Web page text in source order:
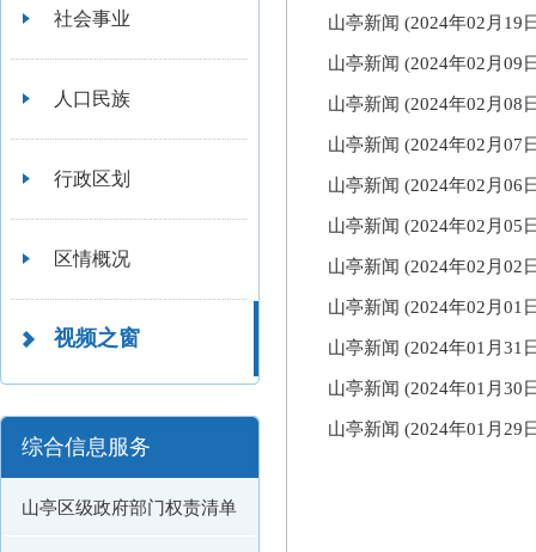
社会事业
人口民族
行政区划
区情概况
视频之窗
综合信息服务
山亭区级政府部门权责清单
山亭新闻 (2024年02月19
山亭新闻 (2024年02月09
山亭新闻 (2024年02月08
山亭新闻 (2024年02月07
山亭新闻 (2024年02月06
山亭新闻 (2024年02月05
山亭新闻 (2024年02月02
山亭新闻 (2024年02月01
山亭新闻 (2024年01月31
山亭新闻 (2024年01月30
山亭新闻 (2024年01月29